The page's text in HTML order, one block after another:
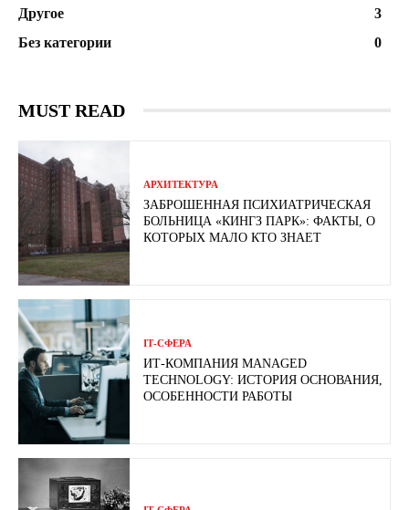
Другое
3
Без категории
0
MUST READ
АРХИТЕКТУРА
ЗАБРОШЕННАЯ ПСИХИАТРИЧЕСКАЯ
БОЛЬНИЦА «КИНГЗ ПАРК»: ФАКТЫ, О
КОТОРЫХ МАЛО КТО ЗНАЕТ
ІТ-СФЕРА
ИТ-КОМПАНИЯ MANAGED
TECHNOLOGY: ИСТОРИЯ ОСНОВАНИЯ,
ОСОБЕННОСТИ РАБОТЫ